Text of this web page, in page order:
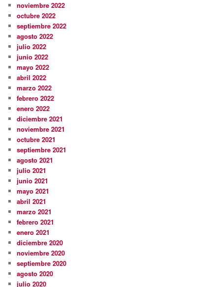
noviembre 2022
octubre 2022
septiembre 2022
agosto 2022
julio 2022
junio 2022
mayo 2022
abril 2022
marzo 2022
febrero 2022
enero 2022
diciembre 2021
noviembre 2021
octubre 2021
septiembre 2021
agosto 2021
julio 2021
junio 2021
mayo 2021
abril 2021
marzo 2021
febrero 2021
enero 2021
diciembre 2020
noviembre 2020
septiembre 2020
agosto 2020
julio 2020